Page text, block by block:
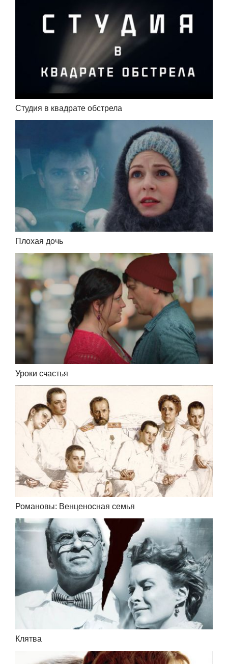
Студия в квадрате обстрела
Плохая дочь
Уроки счастья
Романовы: Венценосная семья
Клятва